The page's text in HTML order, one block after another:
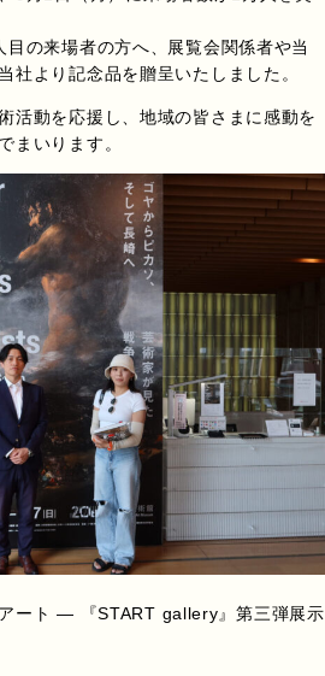
の来場者の方へ、展覧会関係者や当
社より記念品を贈呈いたしました。
活動を応援し、地域の皆さまに感動を
まいります。
ート ― 『START gallery』第三弾展示